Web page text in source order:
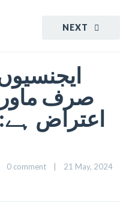
NEXT
صرف
اعتراض
0 comment